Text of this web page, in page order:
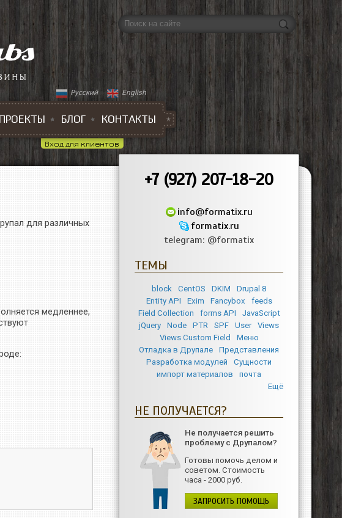
Форма поиска
Русский English
ПРОЕКТЫ БЛОГ КОНТАКТЫ
Вход для клиентов
+7 (927) 207-18-20
info@formatix.ru
formatix.ru
telegram: @formatix
ТЕМЫ
block CentOS DKIM
Drupal 8
Entity API
Exim Fancybox
feeds
Field Collection
forms API
JavaScript
jQuery
Node PTR SPF User
Views
Views Custom Field
Меню
Отладка в Друпале
Представления
Разработка модулей
Сущности
импорт материалов
почта
Ещё
НЕ ПОЛУЧАЕТСЯ?
Не получается решить
проблему с Друпалом?
Готовы помочь делом и
советом. Стоимость
часа - 2000 руб.
ЗАПРОСИТЬ ПОМОЩЬ
для различных
медленнее,